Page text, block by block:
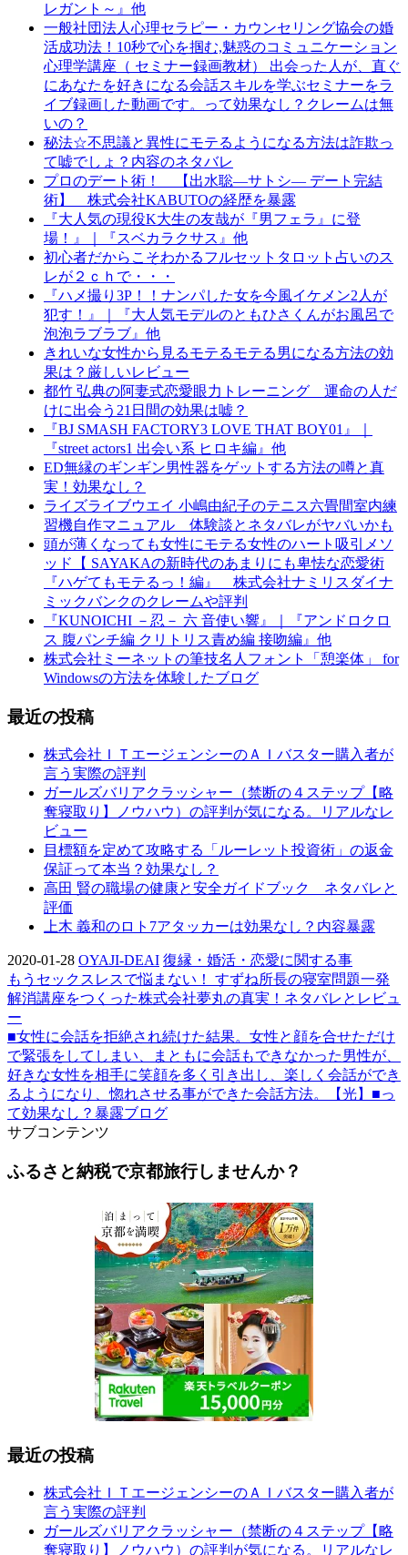
レガント～』他
一般社団法人心理セラピー・カウンセリング協会の婚
活成功法！10秒で心を掴む,魅惑のコミュニケーション
心理学講座（ セミナー録画教材） 出会った人が、直ぐ
にあなたを好きになる会話スキルを学ぶセミナーをラ
イブ録画した動画です。って効果なし？クレームは無
いの？
秘法☆不思議と異性にモテるようになる方法は詐欺っ
て嘘でしょ？内容のネタバレ
プロのデート術！ 【出水聡―サトシ― デート完結
術】 株式会社KABUTOの経歴を暴露
『大人気の現役K大生の友哉が『男フェラ』に登
場！』｜『スベカラクサス』他
初心者だからこそわかるフルセットタロット占いのス
レが２ｃｈで・・・
『ハメ撮り3P！！ナンパした女を今風イケメン2人が
犯す！』｜『大人気モデルのともひさくんがお風呂で
泡泡ラブラブ』他
きれいな女性から見るモテるモテる男になる方法の効
果は？厳しいレビュー
都竹 弘典の阿妻式恋愛眼力トレーニング 運命の人だ
けに出会う21日間の効果は嘘？
『BJ SMASH FACTORY3 LOVE THAT BOY01』｜
『street actors1 出会い系 ヒロキ編』他
ED無縁のギンギン男性器をゲットする方法の噂と真
実！効果なし？
ライズライブウエイ 小嶋由紀子のテニス六畳間室内練
習機自作マニュアル 体験談とネタバレがヤバいかも
頭が薄くなっても女性にモテる女性のハート吸引メソ
ッド【 SAYAKAの新時代のあまりにも卑怯な恋愛術
『ハゲてもモテるっ！編』 株式会社ナミリスダイナ
ミックバンクのクレームや評判
『KUNOICHI －忍－ 六 音使い響』｜『アンドロクロ
ス 腹パンチ編 クリトリス責め編 接吻編』他
株式会社ミーネットの筆技名人フォント「憩楽体」 for
Windowsの方法を体験したブログ
最近の投稿
株式会社ＩＴエージェンシーのＡＩバスター購入者が
言う実際の評判
ガールズバリアクラッシャー（禁断の４ステップ【略
奪寝取り】ノウハウ）の評判が気になる。リアルなレ
ビュー
目標額を定めて攻略する「ルーレット投資術」の返金
保証って本当？効果なし？
高田 賢の職場の健康と安全ガイドブック ネタバレと
評価
上木 義和のロト7アタッカーは効果なし？内容暴露
2020-01-28 OYAJI-DEAI 復縁・婚活・恋愛に関する事
もうセックスレスで悩まない！ すずね所長の寝室問題一発
解消講座をつくった株式会社夢丸の真実！ネタバレとレビュ
ー
■女性に会話を拒絶され続けた結果。女性と顔を合せただけ
で緊張をしてしまい、まともに会話もできなかった男性が、
好きな女性を相手に笑顔を多く引き出し、楽しく会話ができ
るようになり、惚れさせる事ができた会話方法。【光】■っ
て効果なし？暴露ブログ
サブコンテンツ
ふるさと納税で京都旅行しませんか？
最近の投稿
株式会社ＩＴエージェンシーのＡＩバスター購入者が
言う実際の評判
ガールズバリアクラッシャー（禁断の４ステップ【略
奪寝取り】ノウハウ）の評判が気になる。リアルなレ